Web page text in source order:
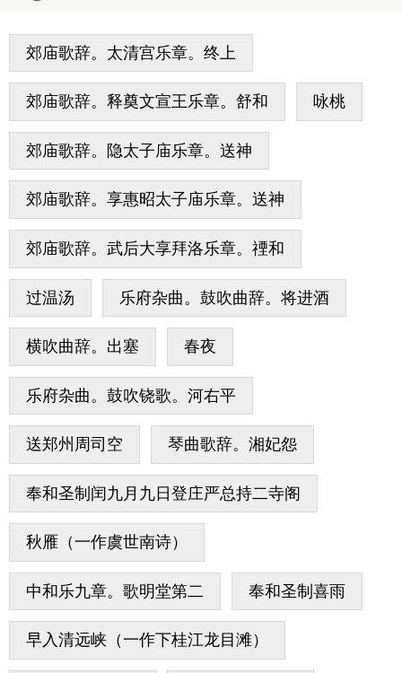
郊庙歌辞。太清宫乐章。终上
郊庙歌辞。释奠文宣王乐章。舒和 咏桃
郊庙歌辞。隐太子庙乐章。送神
郊庙歌辞。享惠昭太子庙乐章。送神
郊庙歌辞。武后大享拜洛乐章。禋和
过温汤 乐府杂曲。鼓吹曲辞。将进酒
横吹曲辞。出塞 春夜
乐府杂曲。鼓吹铙歌。河右平
送郑州周司空 琴曲歌辞。湘妃怨
奉和圣制闰九月九日登庄严总持二寺阁
秋雁（一作虞世南诗）
中和乐九章。歌明堂第二 奉和圣制喜雨
早入清远峡（一作下桂江龙目滩）